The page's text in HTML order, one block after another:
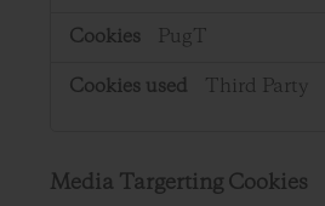
PugT
Third Party
Media Targerting Cookies